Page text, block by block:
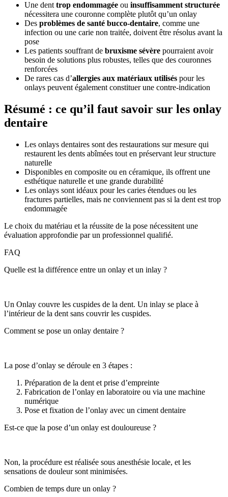
Une dent trop endommagée ou insuffisamment structurée
nécessitera une couronne complète plutôt qu’un onlay
Des problèmes de santé bucco-dentaire, comme une
infection ou une carie non traitée, doivent être résolus avant la
pose
Les patients souffrant de bruxisme sévère pourraient avoir
besoin de solutions plus robustes, telles que des couronnes
renforcées
De rares cas d’allergies aux matériaux utilisés pour les
onlays peuvent également constituer une contre-indication
Résumé : ce qu’il faut savoir sur les onlay
dentaire
Les onlays dentaires sont des restaurations sur mesure qui
restaurent les dents abîmées tout en préservant leur structure
naturelle
Disponibles en composite ou en céramique, ils offrent une
esthétique naturelle et une grande durabilité
Les onlays sont idéaux pour les caries étendues ou les
fractures partielles, mais ne conviennent pas si la dent est trop
endommagée
Le choix du matériau et la réussite de la pose nécessitent une
évaluation approfondie par un professionnel qualifié.
FAQ
Quelle est la différence entre un onlay et un inlay ?
Un Onlay couvre les cuspides de la dent. Un inlay se place à
l’intérieur de la dent sans couvrir les cuspides.
Comment se pose un onlay dentaire ?
La pose d’onlay se déroule en 3 étapes :
Préparation de la dent et prise d’empreinte
Fabrication de l’onlay en laboratoire ou via une machine
numérique
Pose et fixation de l’onlay avec un ciment dentaire
Est-ce que la pose d’un onlay est douloureuse ?
Non, la procédure est réalisée sous anesthésie locale, et les
sensations de douleur sont minimisées.
Combien de temps dure un onlay ?